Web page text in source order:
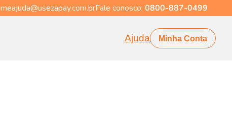
meajuda@usezapay.com.brFale conosco: 0800-887-0499
Ajuda Minha Conta